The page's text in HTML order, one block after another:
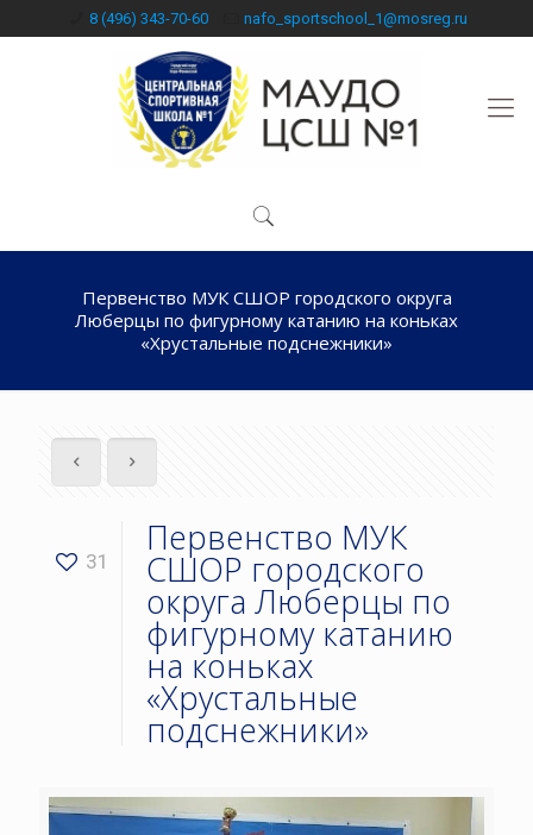
8 (496) 343-70-60 nafo_sportschool_1@mosreg.ru
Первенство МУК СШОР городского округа
Люберцы по фигурному катанию на коньках
«Хрустальные подснежники»
31
Первенство МУК
СШОР городского
округа Люберцы по
фигурному катанию
на коньках
«Хрустальные
подснежники»